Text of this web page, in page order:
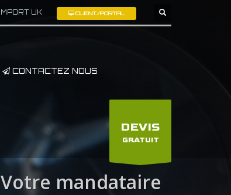
IMPORT UK CLIENT/PORTAL
CONTACTEZ NOUS
DEVIS
GRATUIT
Votre mandataire